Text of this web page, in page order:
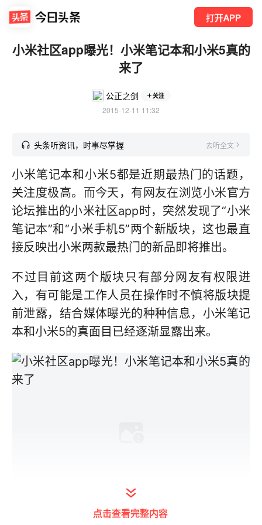
打开APP
小米社区app曝光！小米笔记本和小米5真的
来了
公正之剑 关注
2015-12-11 11:32
头条听资讯，时事尽掌握 去听全文
小米笔记本和小米5都是近期最热门的话题，
关注度极高。而今天，有网友在浏览小米官方
论坛推出的小米社区app时，突然发现了“小米
笔记本”和“小米手机5”两个新版块，这也最直
接反映出小米两款最热门的新品即将推出。
不过目前这两个版块只有部分网友有权限进
入，有可能是工作人员在操作时不慎将版块提
前泄露，结合媒体曝光的种种信息，小米笔记
本和小米5的真面目已经逐渐显露出来。
点击查看完整内容